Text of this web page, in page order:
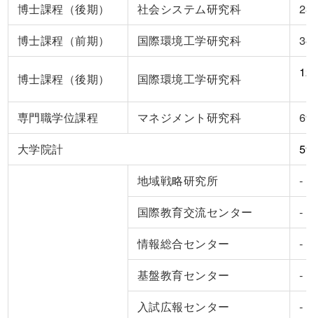
博士課程（後期） 社会システム研究科
23
博士課程（前期）
国際環境工学研究科
博士課程（後期） 国際環境工学研究科
専門職学位課程 マネジメント研究科
69
大学院計
地域戦略研究所
-
国際教育交流センター
-
情報総合センター
-
基盤教育センター
-
入試広報センター
-